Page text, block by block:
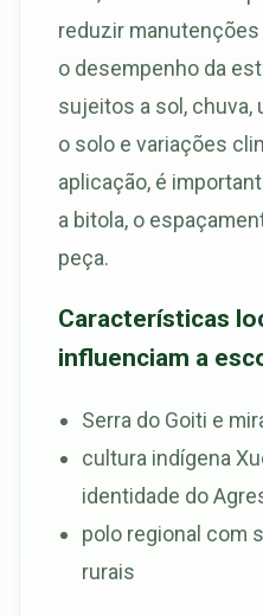
reduzir
o desempenho da
sujeitos a sol, chuva,
o solo e variações
aplicação, é
a bitola, o
peça.
Características
influenciam a
Serra do Goiti e
cultura indígena
identidade do
polo regional com
rurais